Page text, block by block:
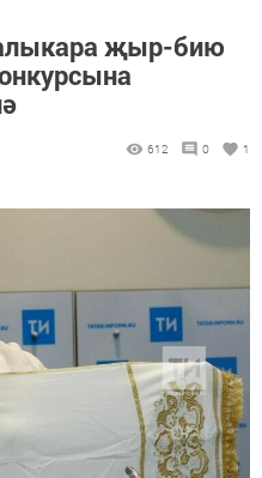
җыр-бию
612 0 1